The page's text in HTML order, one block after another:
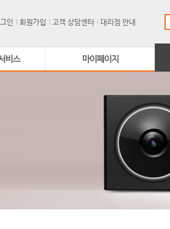
인 회원가입 고객 상담센터 대리점 안내
비스 마이페이지